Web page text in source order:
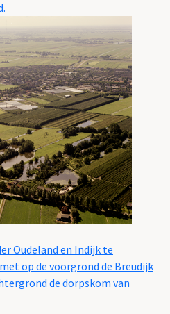
Oudeland en Indijk te
op de voorgrond de Breudijk
de dorpskom van